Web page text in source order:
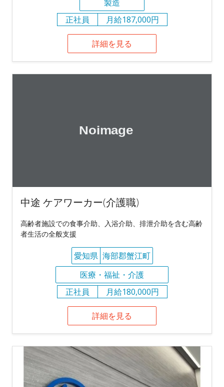
製造
正社員
月給187,000円
詳細を見る
中途 ケアワーカー(介護職)
高齢者施設での食事介助、入浴介助、排泄介助を含む高齢
者生活の全般支援
愛知県 海部郡蟹江町
医療・福祉・介護
正社員
月給180,000円
詳細を見る